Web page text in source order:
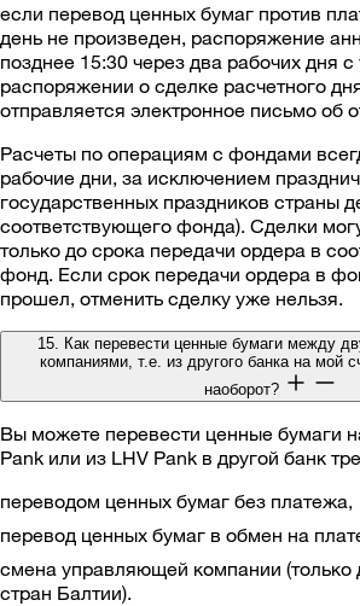
если перевод ценных бумаг против
день не произведен, распоряжение
позднее 15:30 через два рабочих дня с
распоряжении о сделке расчетного
отправляется электронное письмо об
Расчеты по операциям с фондами
рабочие дни, за исключением
государственных праздников страны
соответствующего фонда). Сделки
только до срока передачи ордера в
фонд. Если срок передачи ордера в
прошел, отменить сделку уже нельзя.
15. Как перевести ценные бумаги между
компаниями, т.е. из другого банка на мой
наоборот?
Вы можете перевести ценные бумаги
Pank или из LHV Pank в другой банк
переводом ценных бумаг без платежа,
перевод ценных бумаг в обмен на
смена управляющей компании (только
стран Балтии).